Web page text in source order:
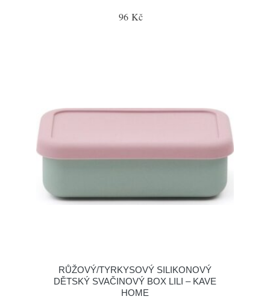
96 Kč
RŮŽOVÝ/TYRKYSOVÝ SILIKONOVÝ
DĚTSKÝ SVAČINOVÝ BOX LILI – KAVE
HOME